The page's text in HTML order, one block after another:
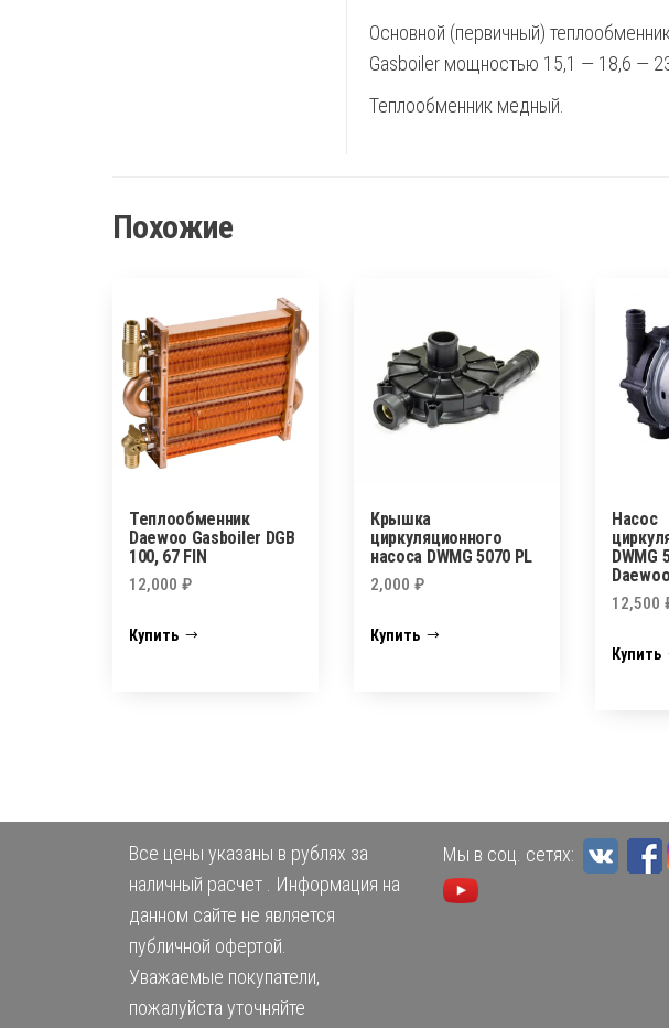
Основной (первичный)
Gasboiler мощностью 15,1 — 18,6 —
Теплообменник медный.
Похожие
Теплообменник
Daewoo Gasboiler DGB
100, 67 FIN
12,000 ₽
Купить
Крышка
циркуляционного
насоса DWMG 5070 PL
2,000₽
Купить
Насос
DWMG
12,500
Купить
Все цены указаны в рублях за
наличный расчет . Информация на
данном сайте не является
публичной офертой.
Уважаемые покупатели,
пожалуйста уточняйте
Мы в соц. сетях: